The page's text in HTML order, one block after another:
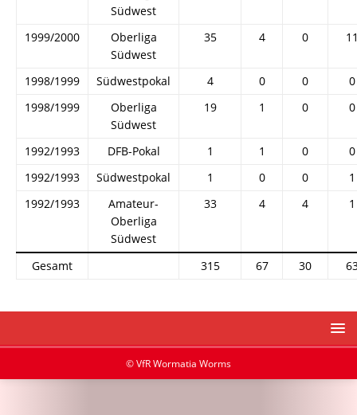
Südwest
1999/2000
Oberliga
Südwest
35 4 0
1998/1999 Südwestpokal 4 0 0
0
1998/1999
Oberliga
Südwest
19 1 0 0
1992/1993 DFB-Pokal 1 1 0
0
1992/1993
Südwestpokal 1 0 0
1
1992/1993
Amateur-
Oberliga
Südwest
33 4 4 1
Gesamt 315 67 30
© VfR Wormatia Worms